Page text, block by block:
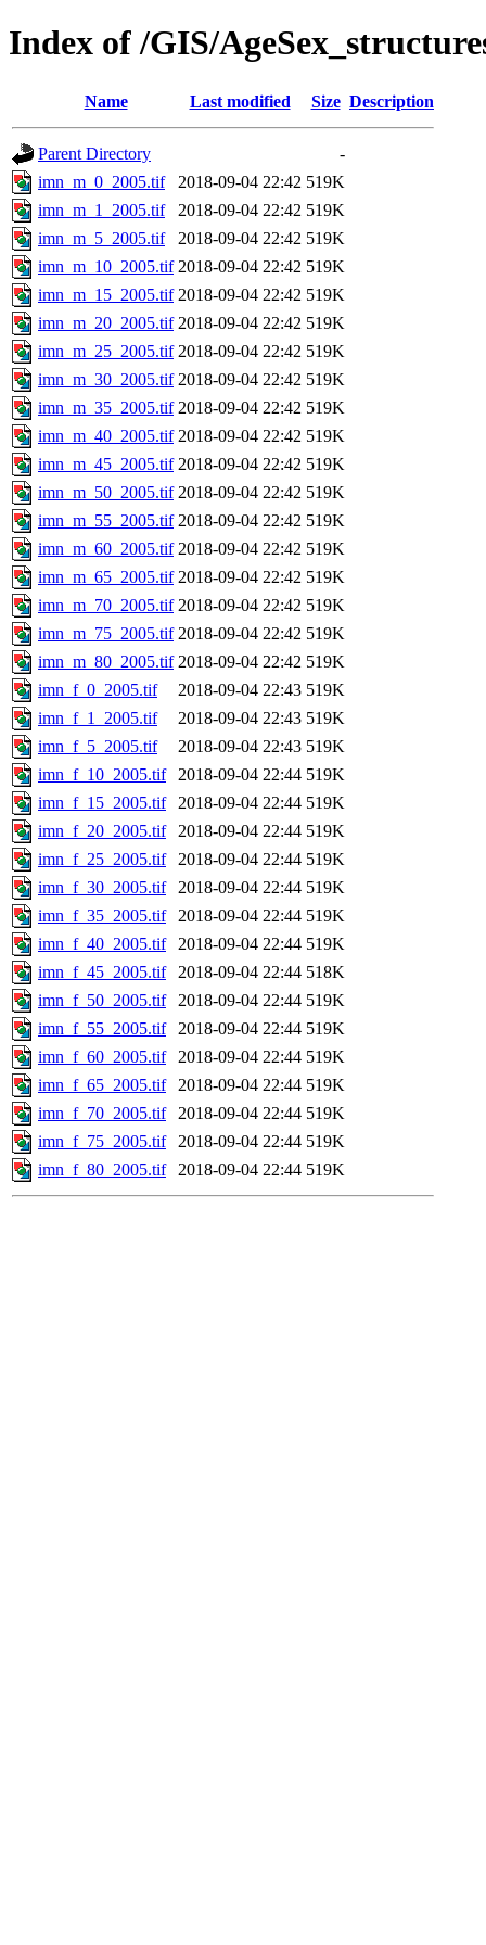
Index of /GIS/
Name Last modified Size Description
Parent Directory
-
imn_m_0_2005.tif
2018-09-04 22:42 519K
imn_m_1_2005.tif
2018-09-04 22:42 519K
imn_m_5_2005.tif
2018-09-04 22:42 519K
imn_m_10_2005.tif 2018-09-04 22:42 519K
imn_m_15_2005.tif 2018-09-04 22:42 519K
imn_m_20_2005.tif 2018-09-04 22:42 519K
imn_m_25_2005.tif 2018-09-04 22:42 519K
imn_m_30_2005.tif 2018-09-04 22:42 519K
imn_m_35_2005.tif 2018-09-04 22:42 519K
imn_m_40_2005.tif 2018-09-04 22:42 519K
imn_m_45_2005.tif 2018-09-04 22:42 519K
imn_m_50_2005.tif 2018-09-04 22:42 519K
imn_m_55_2005.tif 2018-09-04 22:42 519K
imn_m_60_2005.tif 2018-09-04 22:42 519K
imn_m_65_2005.tif 2018-09-04 22:42 519K
imn_m_70_2005.tif 2018-09-04 22:42 519K
imn_m_75_2005.tif 2018-09-04 22:42 519K
imn_m_80_2005.tif 2018-09-04 22:42 519K
imn_f_0_2005.tif
2018-09-04 22:43 519K
imn_f_1_2005.tif
2018-09-04 22:43 519K
imn_f_5_2005.tif
2018-09-04 22:43 519K
imn_f_10_2005.tif
2018-09-04 22:44 519K
imn_f_15_2005.tif
2018-09-04 22:44 519K
imn_f_20_2005.tif
2018-09-04 22:44 519K
imn_f_25_2005.tif
2018-09-04 22:44 519K
imn_f_30_2005.tif
2018-09-04 22:44 519K
imn_f_35_2005.tif
2018-09-04 22:44 519K
imn_f_40_2005.tif
2018-09-04 22:44 519K
imn_f_45_2005.tif
2018-09-04 22:44 518K
imn_f_50_2005.tif
2018-09-04 22:44 519K
imn_f_55_2005.tif
2018-09-04 22:44 519K
imn_f_60_2005.tif
2018-09-04 22:44 519K
imn_f_65_2005.tif
2018-09-04 22:44 519K
imn_f_70_2005.tif
2018-09-04 22:44 519K
imn_f_75_2005.tif
2018-09-04 22:44 519K
imn_f_80_2005.tif
2018-09-04 22:44 519K